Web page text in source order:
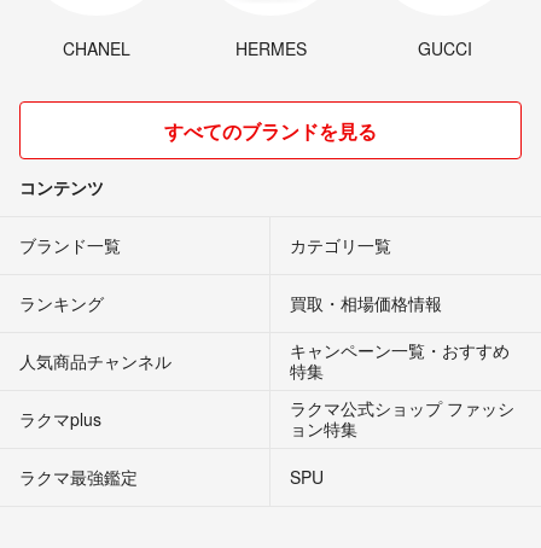
CHANEL HERMES GUCCI
すべてのブランドを見る
コンテンツ
ブランド一覧 カテゴリ一覧
ランキング 買取・相場価格情報
人気商品チャンネル
キャンペーン一覧・おすすめ
特集
ラクマplus
ラクマ公式ショップ ファッシ
ョン特集
ラクマ最強鑑定
SPU